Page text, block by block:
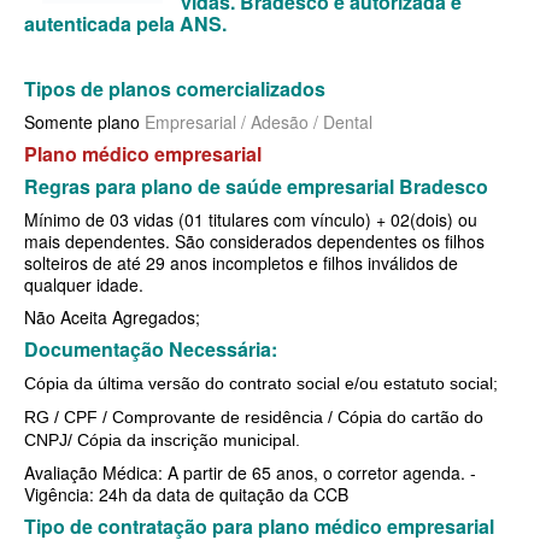
MEDIAL PLANO DE SAÚDE EMPRESARIAL
MEDICAL HEALTH PLANO DE SAÚDE EMPRESARIAL
MED TOUR PLANO DE SAÚDE EMPRESARIAL
NEXT SEISA PLANO DE SAÚDE EMPRESARIAL
NOTREDAME PLANO DE SAÚDE EMPRESARIAL
OMINT PLANO DE SAÚDE EMPRESARIAL
PLENA PLANO DE SAÚDE EMPRESARIAL
PORTO SEGURO PLANO DE SAÚDE EMPRESARIAL
SAMED PLANO DE SAÚDE EMPRESARIAL
SANTA CASA DE MAUÁ PLANO DE SAÚDE EMPRESARIAL
SANTARIS PLANO DE SAÚDE EMPRESARIAL
PLANO DE SAÚDE INDIVIDUAL
autenticada pela ANS.
Tipos de planos comercializados
Somente plano Empresarial / Adesão / Dental
Plano médico empresarial
Regras para plano de saúde empresarial Bradesco
Mínimo de 03 vidas (01 titulares com vínculo) + 02(dois) ou
mais dependentes. São considerados dependentes os filhos
solteiros de até 29 anos incompletos e filhos inválidos de
qualquer idade.
Não Aceita Agregados;
Documentação Necessária:
Cópia da última versão do contrato social e/ou estatuto social;
RG / CPF / Comprovante de residência / Cópia do cartão do
CNPJ/ Cópia da inscrição municipal.
Avaliação Médica: A partir de 65 anos, o corretor agenda. -
Vigência: 24h da data de quitação da CCB
Tipo de contratação para plano médico empresarial